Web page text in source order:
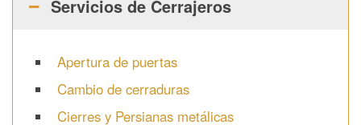
Servicios de Cerrajeros
Apertura de puertas
Cambio de cerraduras
Cierres y Persianas metálicas